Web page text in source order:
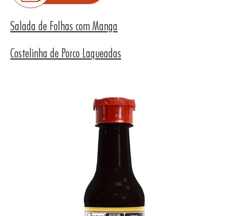
Salada de Folhas com Manga
Costelinha de Porco Laqueadas